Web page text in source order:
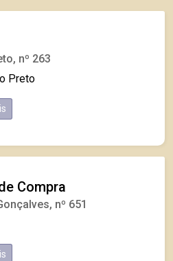
nº 263
Preto
Compra
nº 651